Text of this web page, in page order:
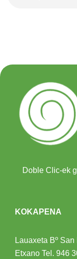
Doble Clic-ek
KOKAPENA
Lauaxeta Bº
Etxano Tel. 946